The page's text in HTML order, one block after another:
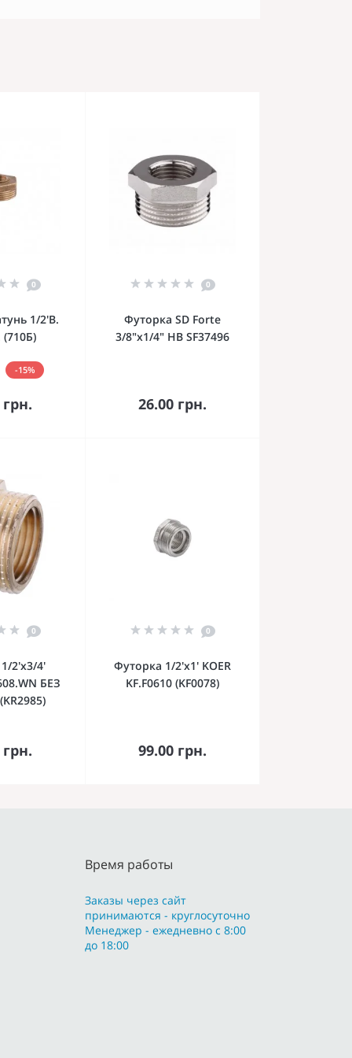
0
1/2'В.
-15%
0
Футорка SD Forte
3/8"х1/4" НВ SF37496
26.00 грн.
В корзину
0
2'х3/4'
БЕЗ
0
Футорка 1/2'х1' KOER
KF.F0610 (KF0078)
99.00 грн.
В корзину
Время работы
Заказы через сайт
принимаются - круглосуточно
Менеджер - ежедневно с 8:00
до 18:00